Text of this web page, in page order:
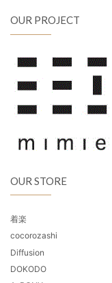
OUR PROJECT
OUR STORE
着楽
cocorozashi
Diffusion
DOKODO